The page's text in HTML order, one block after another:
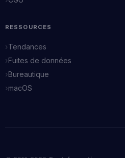
RESSOURCES
Tendances
Fuites de données
Bureautique
macOS